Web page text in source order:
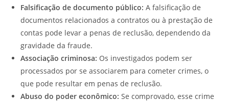
Falsificação de documento público: A falsificação de
documentos relacionados a contratos ou à prestação de
contas pode levar a penas de reclusão, dependendo da
gravidade da fraude.
Associação criminosa: Os investigados podem ser
processados por se associarem para cometer crimes, o
que pode resultar em penas de reclusão.
Abuso do poder econômico: Se comprovado, esse crime